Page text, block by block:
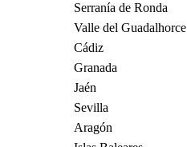
Serranía de Ronda
Valle del Guadalhorce
Cádiz
Granada
Jaén
Sevilla
Aragón